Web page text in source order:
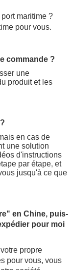
maritime ?
pour vous.
commande ?
une
produit et les
en cas de
une solution
d'instructions
par étape, et
jusqu'à ce que
en Chine, puis-
pour moi
propre
pour vous, vous